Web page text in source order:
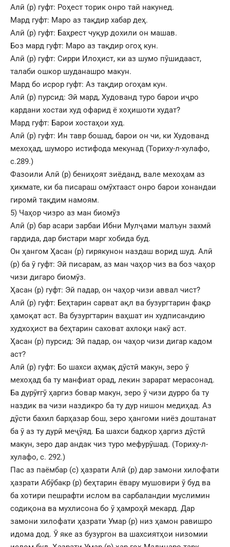
Алӣ (р) гуфт: Роҳест торик онро тай накунед.
Мард гуфт: Маро аз тақдир хабар деҳ.
Алӣ (р) гуфт: Баҳрест чуқур дохили он машав.
Боз мард гуфт: Маро аз тақдир огоҳ кун.
Алӣ (р) гуфт: Сирри Илоҳист, ки аз шумо пӯшидааст,
талаби ошкор шуданашро макун.
Мард бо исрор гуфт: Аз тақдир огоҳам кун.
Алӣ (р) пурсид: Эй мард, Худованд туро барои иҷро
кардани хостаи худ офарид ё хоҳишоти худат?
Мард гуфт: Барои хостаҳои худ.
Алӣ (р) гуфт: Ин тавр бошад, барои он чи, ки Худованд
мехоҳад, шуморо истифода мекунад (Ториху-л-хулафо,
с.289.)
Фазоили Алӣ (р) бениҳоят зиёданд, вале мехоҳам аз
ҳикмате, ки ба писараш омӯхтааст онро барои хонандаи
гиромӣ тақдим намоям.
5) Чаҳор чизро аз ман биомӯз
Алӣ (р) бар асари зарбаи Ибни Мулҷами малъун захмӣ
гардида, дар бистари марг хобида буд.
Он ҳангом Ҳасан (р) гирякунон наздаш ворид шуд. Алӣ
(р) ба ӯ гуфт: Эй писарам, аз ман чаҳор чиз ва боз чаҳор
чизи дигаро биомӯз.
Ҳасан (р) гуфт: Эй падар, он чаҳор чизи аввал чист?
Алӣ (р) гуфт: Беҳтарин сарват ақл ва бузургтарин фақр
ҳамоқат аст. Ва бузургтарин ваҳшат ин худписандию
худхоҳист ва беҳтарин саховат ахлоқи накӯ аст.
Ҳасан (р) пурсид: Эй падар, он чаҳор чизи дигар кадом
аст?
Алӣ (р) гуфт: Бо шахси аҳмақ дӯстӣ макун, зеро ӯ
мехоҳад ба ту манфиат орад, лекин зарарат мерасонад.
Ба дурӯғгӯ ҳаргиз бовар макун, зеро ӯ чизи дурро ба ту
наздик ва чизи наздикро ба ту дур нишон медиҳад. Аз
дӯсти бахил барҳазар бош, зеро ҳангоми ниёз доштанат
ба ӯ аз ту дурӣ меҷӯяд. Ба шахси бадкор ҳаргиз дӯстӣ
макун, зеро дар андак чиз туро мефурӯшад. (Ториху-л-
хулафо, с. 292.)
Пас аз паёмбар (с) ҳазрати Алӣ (р) дар замони хилофати
ҳазрати Абӯбакр (р) беҳтарин ёвару мушовири ӯ буд ва
ба хотири пешрафти ислом ва сарбаландии муслимин
содиқона ва мухлисона бо ӯ ҳамроҳӣ мекард. Дар
замони хилофати ҳазрати Умар (р) низ ҳамон равишро
идома дод. Ӯ яке аз бузургон ва шахсиятҳои низомии